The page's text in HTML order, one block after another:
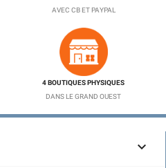
AVEC CB ET PAYPAL
4 BOUTIQUES PHYSIQUES
DANS LE GRAND OUEST
